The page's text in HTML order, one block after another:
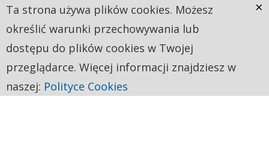
Ta strona używa plików cookies. Możesz
określić warunki przechowywania lub
dostępu do plików cookies w Twojej
przeglądarce. Więcej informacji znajdziesz w
naszej: Polityce Cookies
×